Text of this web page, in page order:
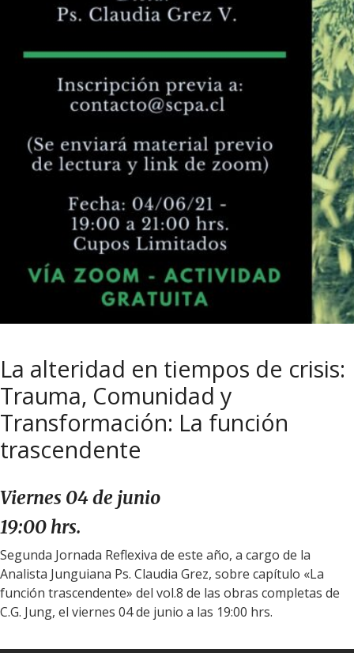
La alteridad en tiempos de crisis:
Trauma, Comunidad y
Transformación: La función
trascendente
Viernes 04 de junio
19:00 hrs.
Segunda Jornada Reflexiva de este año, a cargo de la
Analista Junguiana Ps. Claudia Grez, sobre capítulo «La
función trascendente» del vol.8 de las obras completas de
C.G. Jung, el viernes 04 de junio a las 19:00 hrs.